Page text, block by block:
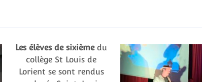
Les élèves de sixièmedu
collège St Louis de
Lorient se sont rendus